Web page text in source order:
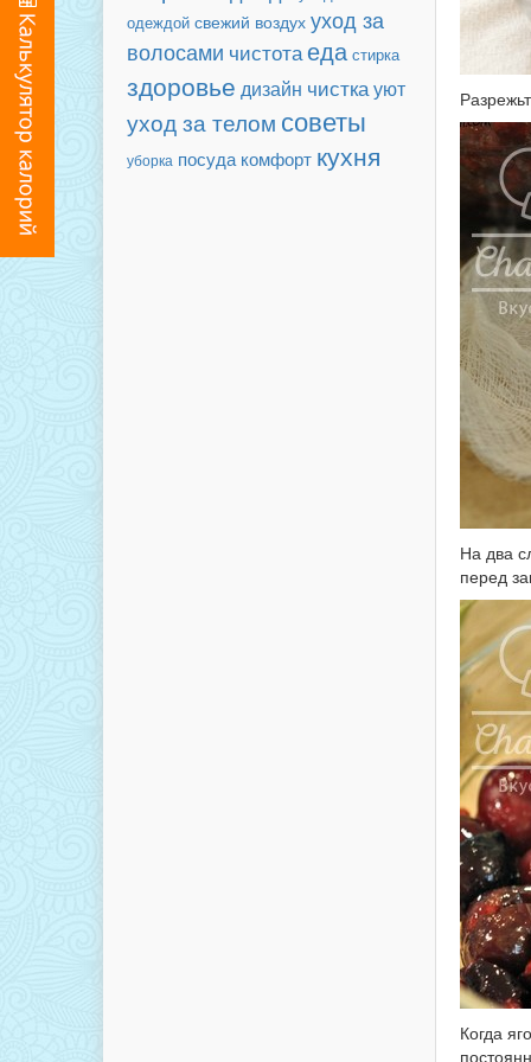
одеждой свежий воздух уход за
волосами чистотаеда стирка
здоровье дизайн чисткауют
уход за телом советы
уборка посуда комфорт кухня
На два
перед
Когда